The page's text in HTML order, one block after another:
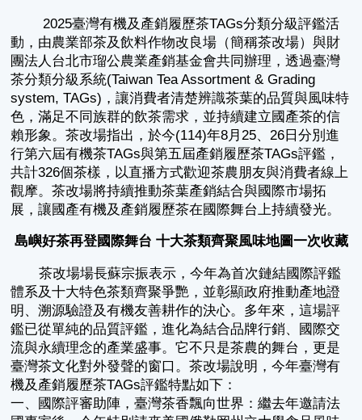
2025臺灣有機及產銷履歷茶TAGs分類分級評鑑活
動，由農業部茶及飲料作物改良場（簡稱茶改場）與財
團法人台北市瑠公農業產銷基金會共同辦理，透過臺灣
茶分類分級系統(Taiwan Tea Assortment & Grading
system, TAGs)，讓消費者清楚辨識茶葉的品質與風味特
色，滿足不同族群的飲茶需求，並持續建立國產茶的信
賴形象。茶改場指出，於今(114)年8月25、26日分別進
行第六屆有機茶TAGs與第五屆產銷履歷茶TAGs評鑑，
共計326個茶樣，以直播方式歡迎茶農朋友與消費者線上
觀摩。茶改場將持續推動茶葉產銷結合與國際市場拓
展，讓國產有機及產銷履歷茶在國際舞台上持續發光。
島嶼好茶再登國際舞台 十大茶類齊聚風味地圖一次收藏
茶改場場長蘇宗振表示，今年為首次鏈結國際評鑑
體系及十大特色茶類齊聚爭艷，並彰顯政府推動產地證
明、溯源驗證及有機友善耕作的決心。多年來，這場評
鑑已從單純的品質評鑑，進化為結合品牌行銷、國際交
流與永續理念的產業盛事。它不只是茶農的舞台，更是
臺灣茶文化對外發聲的窗口。茶改場說明，今年臺灣有
機及產銷履歷茶TAGs評鑑特點如下：
一、國際評審助陣，臺灣茶香飄向世界：繼去年邀請法